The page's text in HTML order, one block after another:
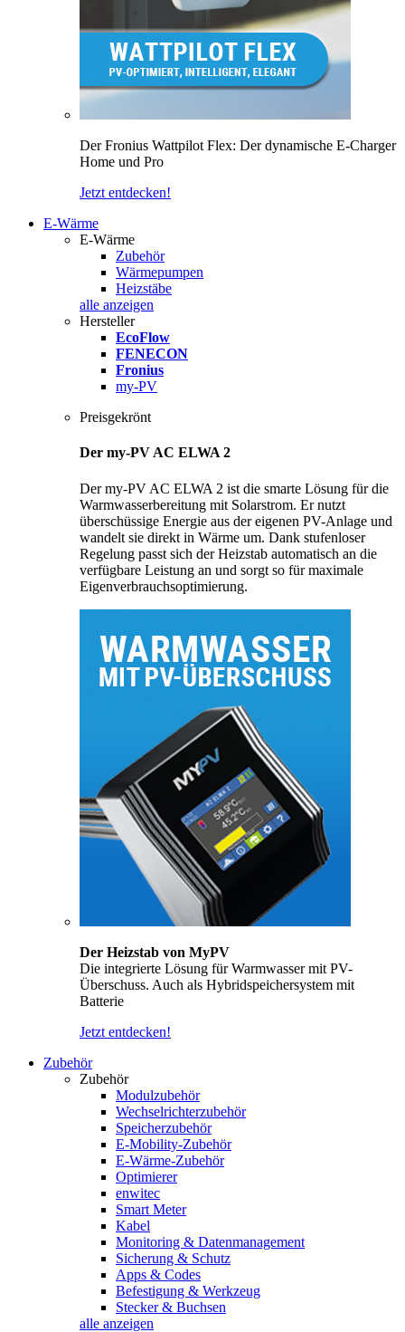
Der Fronius Wattpilot Flex: Der dynamische E-Charger
Home und Pro
Jetzt entdecken!
E-Wärme
E-Wärme
Zubehör
Wärmepumpen
Heizstäbe
alle anzeigen
Hersteller
EcoFlow
FENECON
Fronius
my-PV
Preisgekrönt
Der my-PV AC ELWA 2
Der my-PV AC ELWA 2 ist die smarte Lösung für die
Warmwasserbereitung mit Solarstrom. Er nutzt
überschüssige Energie aus der eigenen PV-Anlage und
wandelt sie direkt in Wärme um. Dank stufenloser
Regelung passt sich der Heizstab automatisch an die
verfügbare Leistung an und sorgt so für maximale
Eigenverbrauchsoptimierung.
Der Heizstab von MyPV
Die integrierte Lösung für Warmwasser mit PV-
Überschuss. Auch als Hybridspeichersystem mit
Batterie
Jetzt entdecken!
Zubehör
Zubehör
Modulzubehör
Wechselrichterzubehör
Speicherzubehör
E-Mobility-Zubehör
E-Wärme-Zubehör
Optimierer
enwitec
Smart Meter
Kabel
Monitoring & Datenmanagement
Sicherung & Schutz
Apps & Codes
Befestigung & Werkzeug
Stecker & Buchsen
alle anzeigen